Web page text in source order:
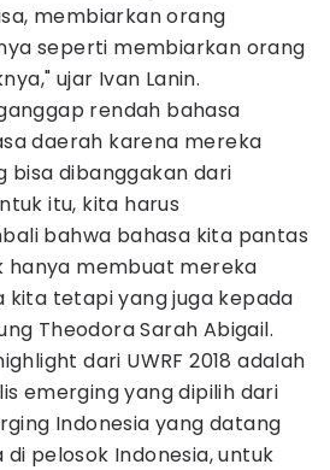
membiarkan orang
seperti membiarkan orang
ujar Ivan Lanin.
rendah bahasa
daerah karena mereka
bisa dibanggakan dari
itu, kita harus
bahwa bahasa kita pantas
hanya membuat mereka
kita tetapi yang juga kepada
Theodora Sarah Abigail.
dari UWRF 2018 adalah
emerging yang dipilih dari
Indonesia yang datang
pelosok Indonesia, untuk